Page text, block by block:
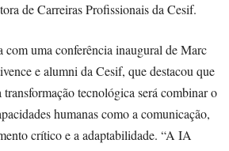
de Carreiras Profissionais da Cesif.
uma conferência inaugural de Marc
e alumni da Cesif, que destacou que
tecnológica será combinar o
humanas como a comunicação,
crítico e a adaptabilidade. “A IA